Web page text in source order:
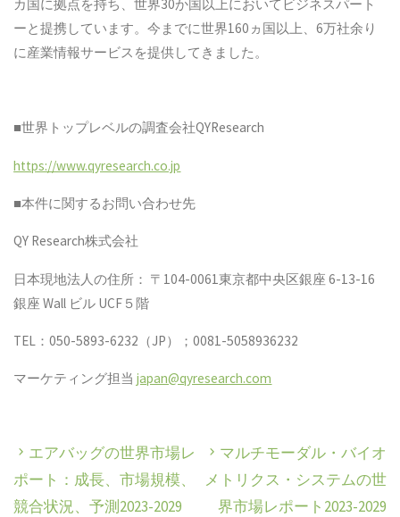
カ国に拠点を持ち、世界30か国以上においてビジネスパート
ーと提携しています。今までに世界160ヵ国以上、6万社余り
に産業情報サービスを提供してきました。
■世界トップレベルの調査会社QYResearch
https://www.qyresearch.co.jp
■本件に関するお問い合わせ先
QY Research株式会社
日本現地法人の住所： 〒104-0061東京都中央区銀座 6-13-16
銀座 Wall ビル UCF５階
TEL：050-5893-6232（JP）；0081-5058936232
マーケティング担当japan@qyresearch.com
エアバッグの世界市場レ
ポート：成長、市場規模、
競合状況、予測2023-2029
マルチモーダル・バイオ
メトリクス・システムの世
界市場レポート2023-2029